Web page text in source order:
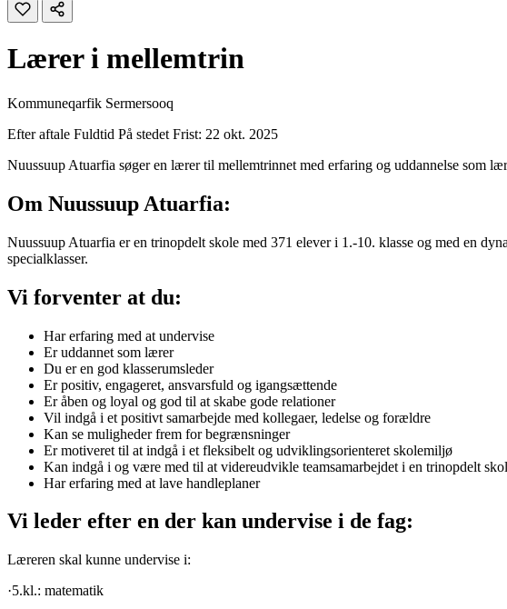
Lærer i mellemtrin
Kommuneqarfik Sermersooq
Efter aftale Fuldtid På stedet Frist: 22 okt. 2025
Nuussuup Atuarfia søger en lærer til mellemtrinnet med erfaring og uddannelse som
Om Nuussuup Atuarfia:
Nuussuup Atuarfia er en trinopdelt skole med 371 elever i 1.-10. klasse og med en
specialklasser.
Vi forventer at du:
Har erfaring med at undervise
Er uddannet som lærer
Du er en god klasserumsleder
Er positiv, engageret, ansvarsfuld og igangsættende
Er åben og loyal og god til at skabe gode relationer
Vil indgå i et positivt samarbejde med kollegaer, ledelse og forældre
Kan se muligheder frem for begrænsninger
Er motiveret til at indgå i et fleksibelt og udviklingsorienteret skolemiljø
Kan indgå i og være med til at videreudvikle teamsamarbejdet i en trinopdelt
Har erfaring med at lave handleplaner
Vi leder efter en der kan undervise i de fag:
Læreren skal kunne undervise i:
·5.kl.: matematik